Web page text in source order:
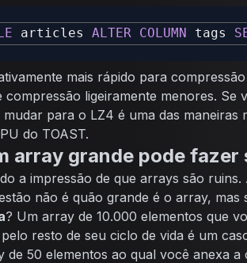
articles ALTER COLUMN tags
mais rápido para
compressão ligeiramente menores. Se
para o LZ4 é uma das maneiras
do TOAST.
array grande pode fazer
a impressão de que arrays são
não é quão grande é o array, mas
? Um array de 10.000 elementos que
resto de seu ciclo de vida é um
de 50 elementos ao qual você anexa a